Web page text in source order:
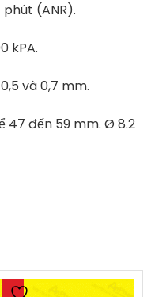
(ANR).
kPA.
và 0,7 mm.
47 đến 59 mm. Ø 8.2